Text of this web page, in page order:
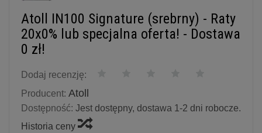
Atoll IN100 Signature (srebrny) - Raty
20x0% lub specjalna oferta! - Dostawa
0 zł!
Dodaj recenzję:
Producent: Atoll
Dostępność: Jest dostępny, dostawa 1-2 dni robocze.
Historia ceny